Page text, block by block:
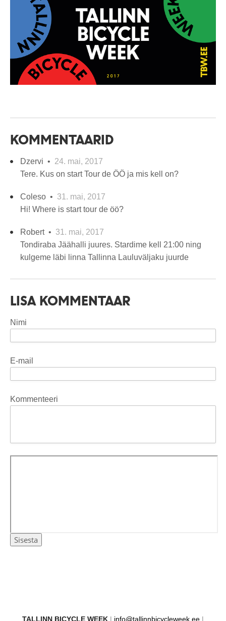
KOMMENTAARID
Dzervi • 24. mai, 2017
Tere. Kus on start Tour de ÖÖ ja mis kell on?
Coleso • 31. mai, 2017
Hi! Where is start tour de öö?
Robert • 31. mai, 2017
Tondiraba Jäähalli juures. Stardime kell 21:00 ning
kulgeme läbi linna Tallinna Lauluväljaku juurde
LISA KOMMENTAAR
Nimi
E-mail
Kommenteeri
TAL LINN BICYCLE WEEK info@tallinnbicycleweek.ee